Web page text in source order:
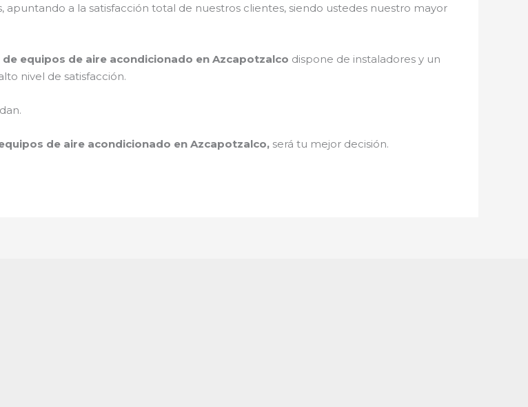
a la satisfacción total de nuestros clientes, siendo ustedes nuestro mayor
equipos de aire acondicionado en Azcapotzalco dispone de instaladores y un
nivel de satisfacción.
de aire acondicionado en Azcapotzalco, será tu mejor decisión.